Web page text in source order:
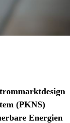
(PKNS)
Energien